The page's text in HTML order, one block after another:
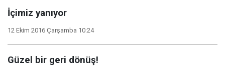
İçimiz yanıyor
12 Ekim 2016 Çarşamba 10:24
Güzel bir geri dönüş!